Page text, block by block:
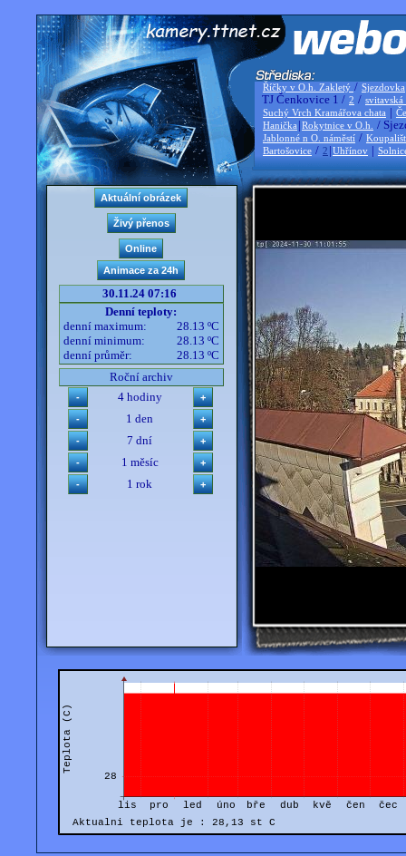
Říčky v O.h. Zakletý / Sjezdovka
TJ Čenkovice 1 / 2 / svitavská
Suchý Vrch Kramářova chata |
Hanička |Rokytnice v O.h. /
Jablonné n O. náměstí /
Bartošovice / 2 |Uhřínov |
30.11.24 07:16
Denní teploty:
denní maximum:
28.13 ºC
denní minimum:
28.13 ºC
denní průměr:
28.13 ºC
Roční archiv
4 hodiny
1 den
7 dní
1 měsíc
1 rok